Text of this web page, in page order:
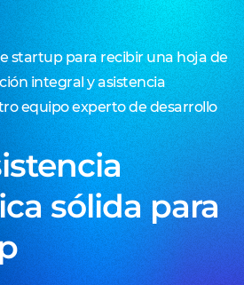
startup para recibir una hoja de
integral y asistencia
equipo experto de desarrollo
sólida para